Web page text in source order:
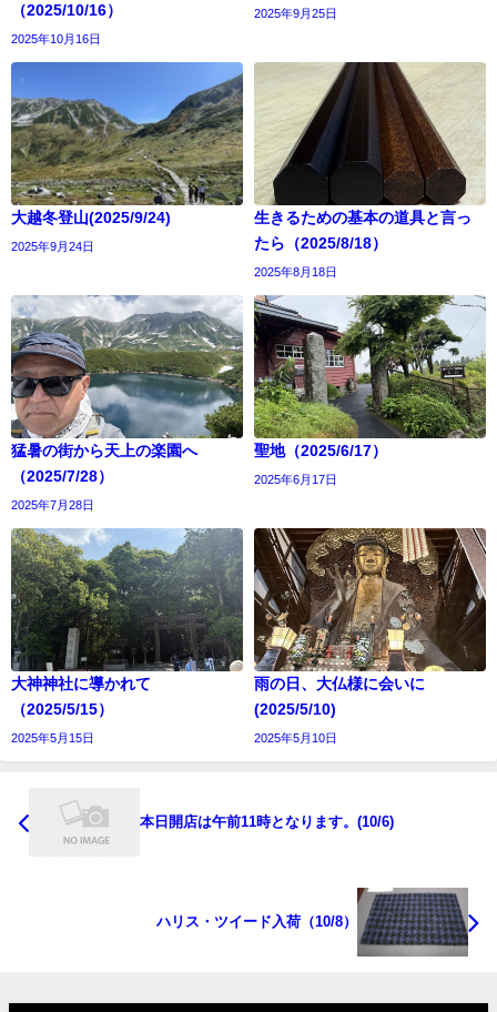
（2025/10/16）
2025年10月16日
2025年9月25日
大越冬登山(2025/9/24)
2025年9月24日
生きるための基本の道具と言っ
たら（2025/8/18）
2025年8月18日
猛暑の街から天上の楽園へ
（2025/7/28）
2025年7月28日
聖地（2025/6/17）
2025年6月17日
大神神社に導かれて
（2025/5/15）
2025年5月15日
雨の日、大仏様に会いに
(2025/5/10)
2025年5月10日
本日開店は午前11時となります。(10/6)
ハリス・ツイード入荷（10/8）